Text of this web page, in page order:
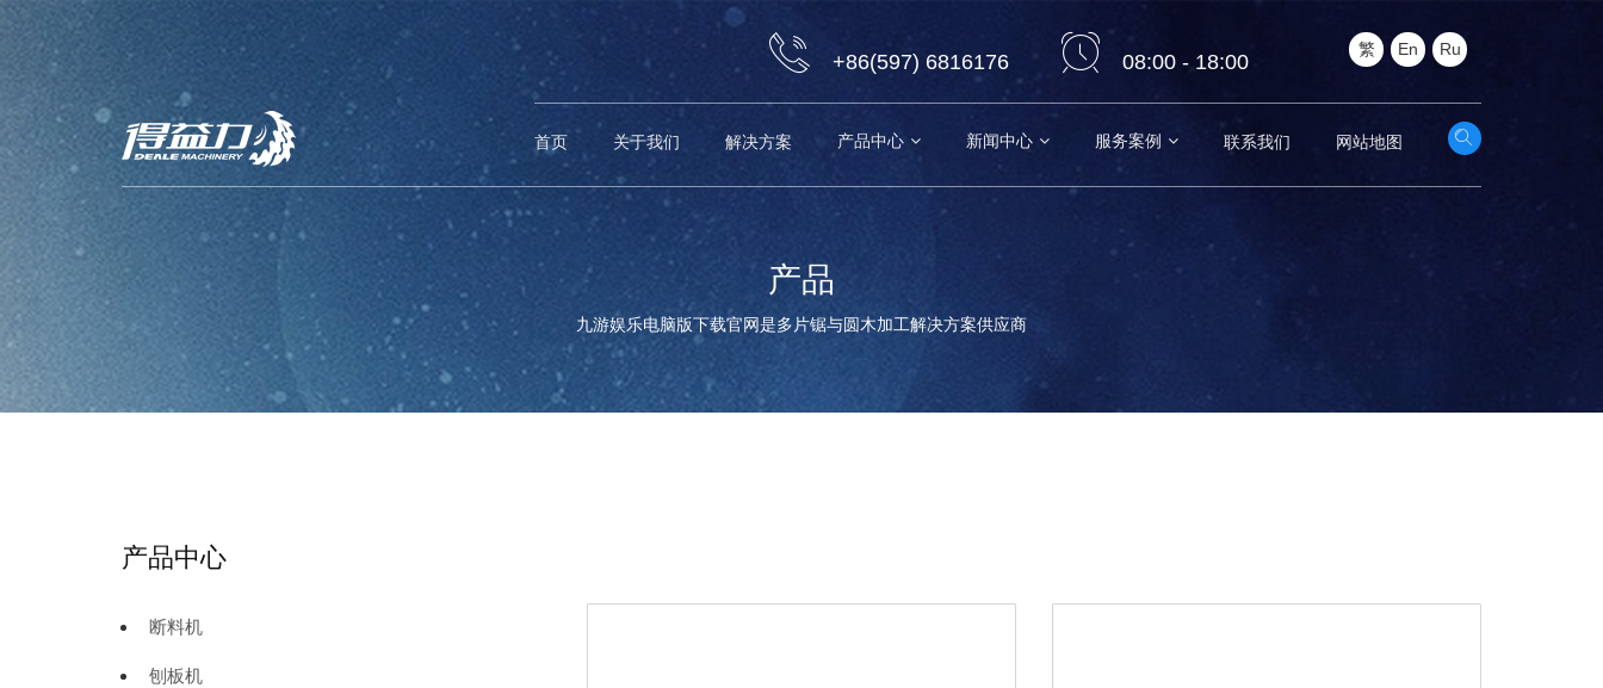
+86(597) 6816176 08:00 - 18:00
繁 En Ru
首页 关于我们 解决方案 产品中心 新闻中心 服务案例 联系我们 网站地图
产品
九游娱乐电脑版下载官网是多片锯与圆木加工解决方案供应商
产品中心
断料机
刨板机